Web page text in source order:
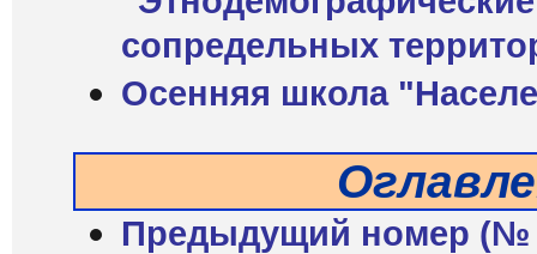
сопредельных
Осенняя школа
Предыдущий номер (№